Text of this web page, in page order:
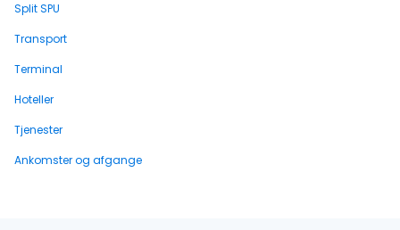
Split SPU
Transport
Terminal
Hoteller
Tjenester
Ankomster og afgange